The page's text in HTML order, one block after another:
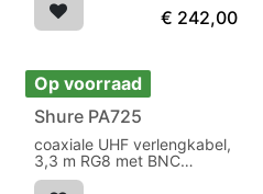
€ 242,00
Op voorraad
Shure PA725
coaxiale UHF verlengkabel,
3,3 m RG8 met BNC
connectoren